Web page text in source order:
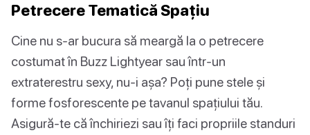
Petrecere Tematică Spațiu
Cine nu s-ar bucura să meargă la o petrecere
costumat în Buzz Lightyear sau într-un
extraterestru sexy, nu-i așa? Poți pune stele și
forme fosforescente pe tavanul spațiului tău.
Asigură-te că închiriezi sau îți faci propriile standuri